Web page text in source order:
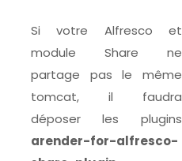
Si votre Alfresco et
module Share ne
partage pas le même
tomcat, il faudra
déposer les plugins
arender-for-alfresco-